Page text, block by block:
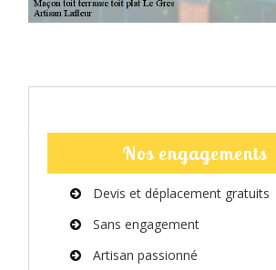
Nos engagements
Devis et déplacement gratuits
Sans engagement
Artisan passionné